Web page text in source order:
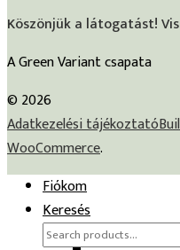
Köszönjük a látogatást!
A Green Variant csapata
© 2026
Adatkezelési tájékoztató
WooCommerce.
Fiókom
Keresés
Search